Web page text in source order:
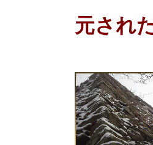
元され